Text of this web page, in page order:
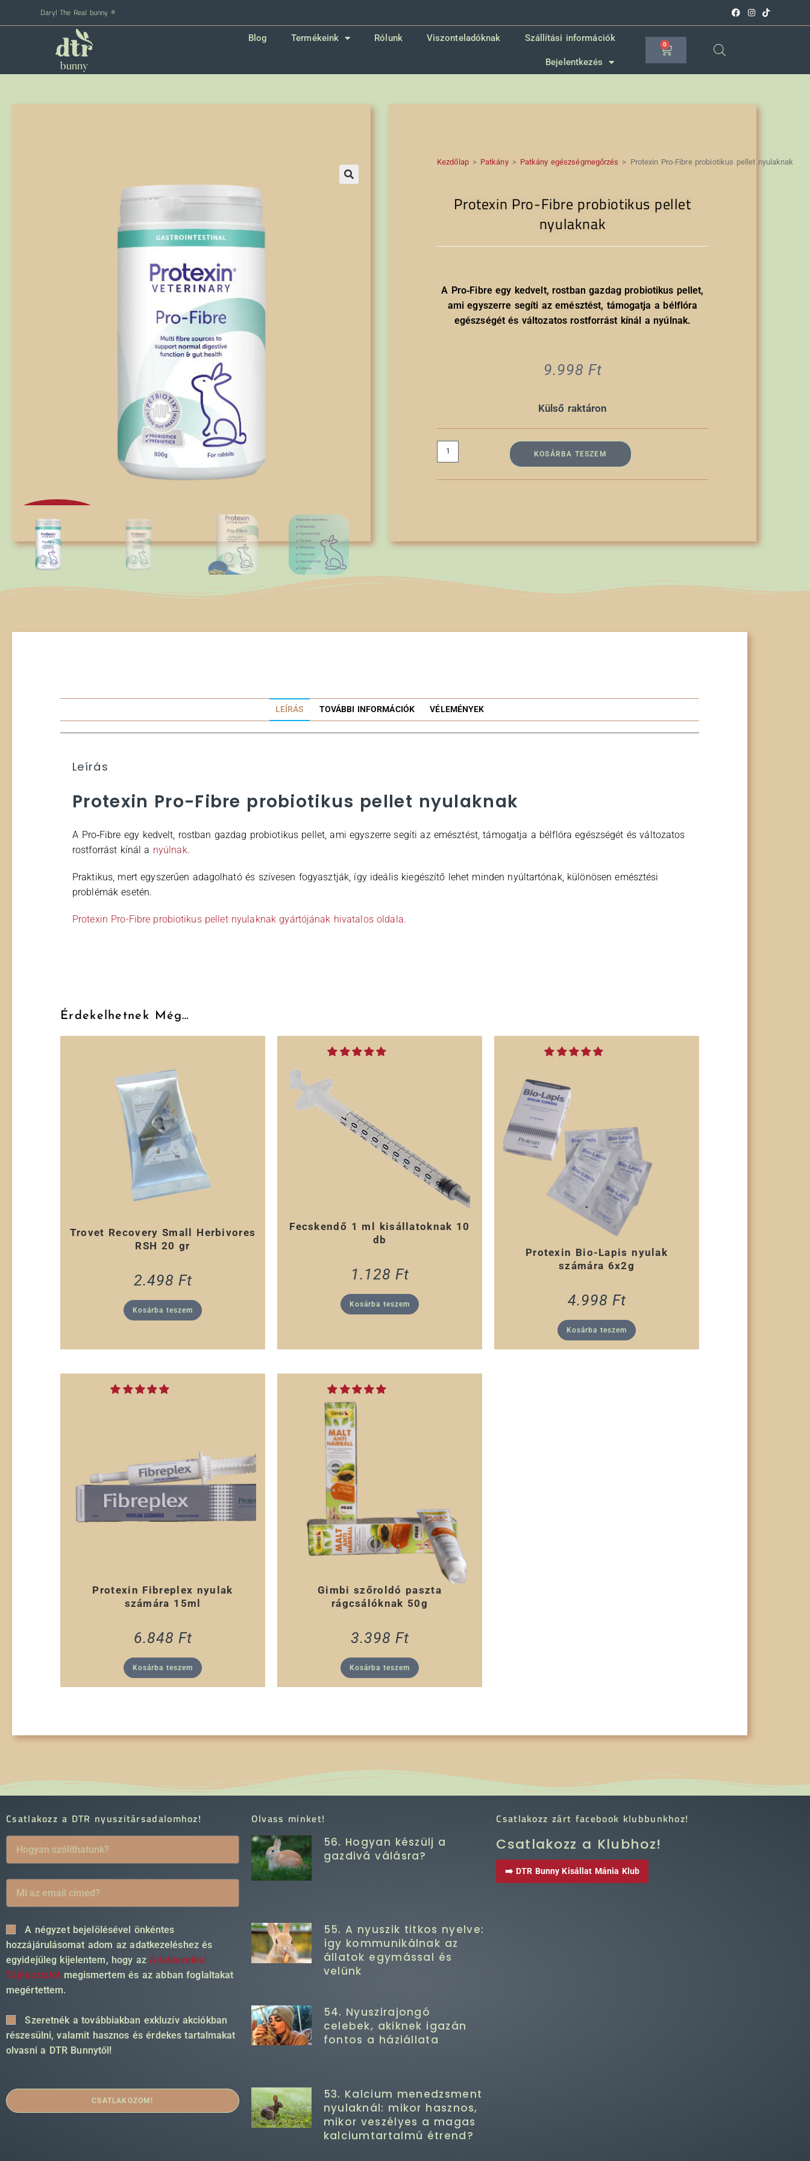
Daryl The Real bunny ®
Blog Termékeink Rólunk Viszonteladóknak Szállítási információk
Bejelentkezés
0
Külső raktáron
Kezdőlap > Patkány > Patkány egészségmegőrzés > Protexin Pro-Fibre probiotikus pellet nyulaknak
Protexin Pro-Fibre probiotikus pellet
nyulaknak
A Pro‑Fibre egy kedvelt, rostban gazdag probiotikus pellet,
ami egyszerre segíti az emésztést, támogatja a bélflóra
egészségét és változatos rostforrást kínál a nyúlnak.
9.998 Ft
Külső raktáron
KOSÁRBA TESZEM
LEÍRÁS TOVÁBBI INFORMÁCIÓK VÉLEMÉNYEK
Leírás
Protexin Pro-Fibre probiotikus pellet nyulaknak
A Pro‑Fibre egy kedvelt, rostban gazdag probiotikus pellet, ami egyszerre segíti az emésztést, támogatja a bélflóra egészségét és változatos
rostforrást kínál a nyúlnak.
Praktikus, mert egyszerűen adagolható és szívesen fogyasztják, így ideális kiegészítő lehet minden nyúltartónak, különösen emésztési
problémák esetén.
Protexin Pro-Fibre probiotikus pellet nyulaknak gyártójának hivatalos oldala.
Érdekelhetnek Még…
Trovet Recovery Small Herbivores
RSH 20 gr
2.498 Ft
Kosárba teszem
Fecskendő 1 ml kisállatoknak 10
db
1.128 Ft
Kosárba teszem
Protexin Bio-Lapis nyulak
számára 6x2g
4.998 Ft
Kosárba teszem
Protexin Fibreplex nyulak
számára 15ml
6.848 Ft
Kosárba teszem
Gimbi szőroldó paszta
rágcsálóknak 50g
3.398 Ft
Kosárba teszem
Csatlakozz a DTR nyuszitársadalomhoz!
A négyzet bejelölésével önkéntes
hozzájárulásomat adom az adatkezeléshez és
egyidejűleg kijelentem, hogy azAdatkezelési
Tájékoztatót megismertem és az abban foglaltakat
megértettem.
Szeretnék a továbbiakban exkluzív akciókban
részesülni, valamit hasznos és érdekes tartalmakat
olvasni a DTR Bunnytől!
CSATLAKOZOM!
Olvass minket!
56. Hogyan készülj a
gazdivá válásra?
55. A nyuszik titkos nyelve:
így kommunikálnak az
állatok egymással és
velünk
54. Nyuszirajongó
celebek, akiknek igazán
fontos a háziállata
53. Kalcium menedzsment
nyulaknál: mikor hasznos,
mikor veszélyes a magas
kalciumtartalmú étrend?
Csatlakozz zárt facebook klubbunkhoz!
Csatlakozz a Klubhoz!
➡️ DTR Bunny Kisállat Mánia Klub